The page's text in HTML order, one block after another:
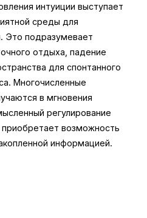
интуиции выступает
среды для
Это подразумевает
отдыха, падение
для спонтанного
Многочисленные
в мгновения
регулирование
возможность
информацией.